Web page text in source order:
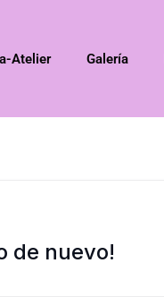
Atelier Galería
de nuevo!